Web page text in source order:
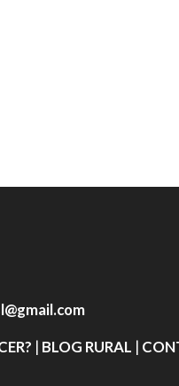
| BLOG RURAL |